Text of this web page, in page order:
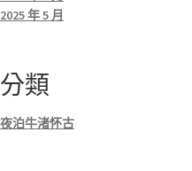
2025 年 5 月
分類
夜泊牛渚怀古